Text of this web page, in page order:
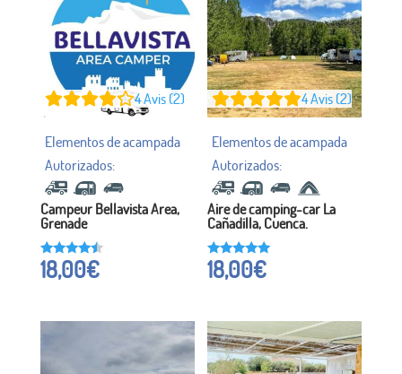
4Avis (2)
Campeur Bellavista Area,
Grenade
Noté à
4.25
18,00€
4Avis (2)
Aire de camping-car La
Cañadilla, Cuenca.
Noté à
5h00
18,00€